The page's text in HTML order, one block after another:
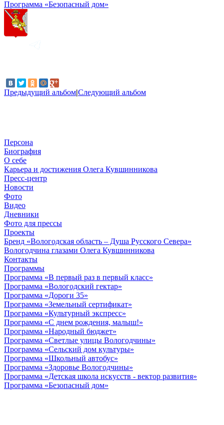
Программа «Безопасный дом»
Предыдущий альбом|Следующий альбом
Персона
Биография
О себе
Карьера и достижения Олега Кувшинникова
Пресс-центр
Новости
Фото
Видео
Дневники
Фото для прессы
Проекты
Бренд «Вологодская область – Душа Русского Севера»
Вологодчина глазами Олега Кувшинникова
Контакты
Программы
Программа «В первый раз в первый класс»
Программа «Вологодский гектар»
Программа «Дороги 35»
Программа «Земельный сертификат»
Программа «Культурный экспресс»
Программа «С днем рождения, малыш!»
Программа «Народный бюджет»
Программа «Светлые улицы Вологодчины»
Программа «Сельский дом культуры»
Программа «Школьный автобус»
Программа «Здоровье Вологодчины»
Программа «Детская школа искусств - вектор развития»
Программа «Безопасный дом»